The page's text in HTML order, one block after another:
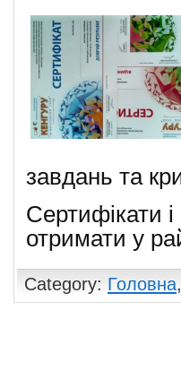
завдань та
Сертифікати
отримати у
Category: Головна,